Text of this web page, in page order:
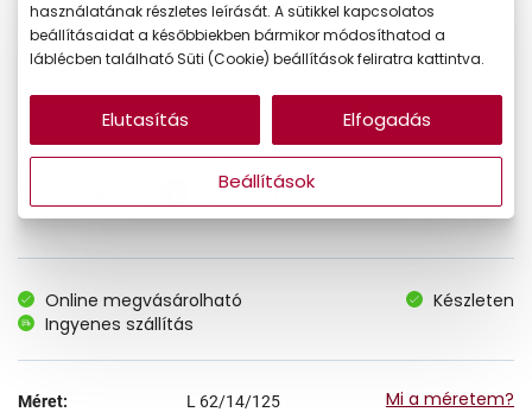
Ár: 38.490 Ft
32.717 Ft
Online megvásárolható
Készleten
Ingyenes szállítás
Méret: L 62/14/125 Mi a méretem?
használatának részletes leírását. A sütikkel kapcsolatos
beállításaidat a későbbiekben bármikor módosíthatod a
láblécben található Süti (Cookie) beállítások feliratra kattintva.
Beállítások
Elutasítás Elfogadás